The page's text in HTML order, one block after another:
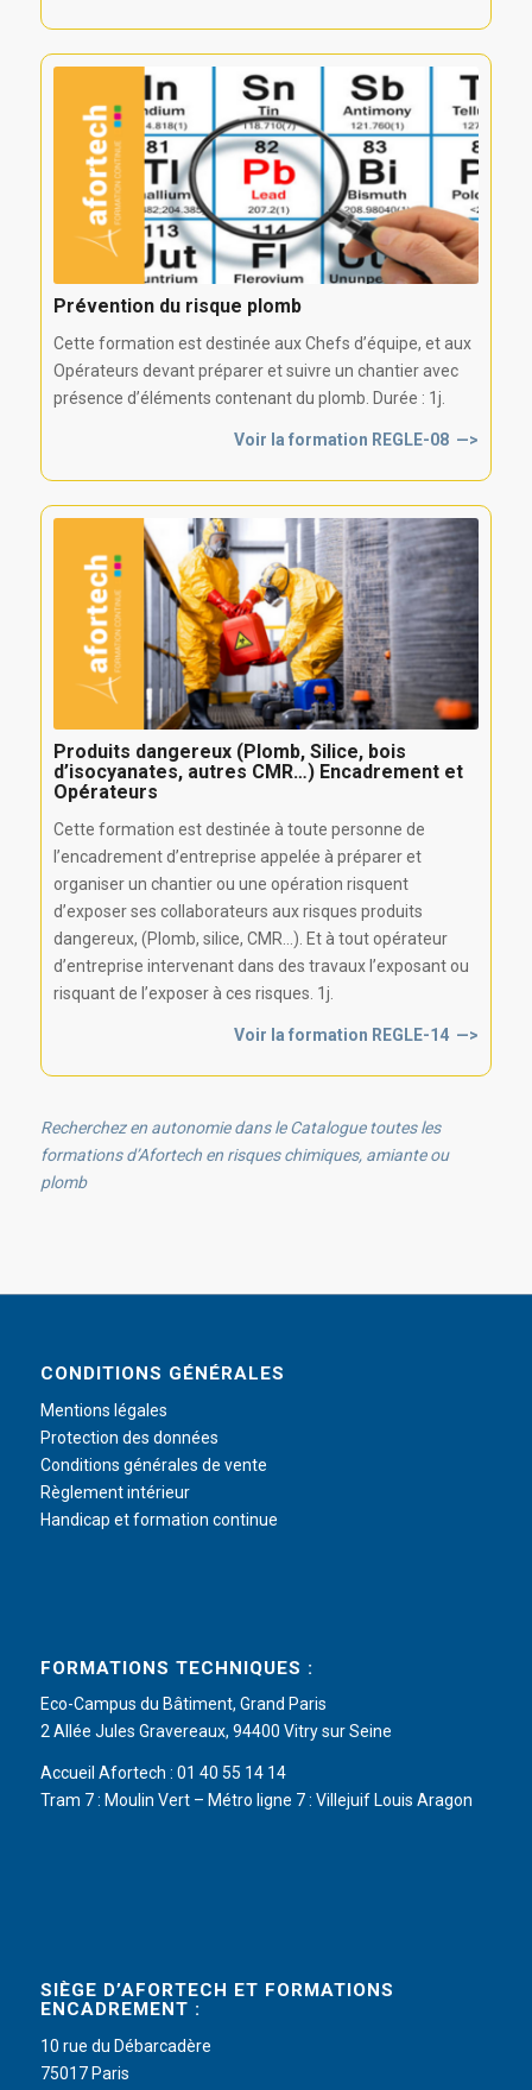
Prévention du risque plomb
Cette formation est destinée aux Chefs d’équipe, et aux
Opérateurs devant préparer et suivre un chantier avec
présence d’éléments contenant du plomb. Durée : 1j.
Voir la formation REGLE-08 —>
Produits dangereux (Plomb, Silice, bois
d’isocyanates, autres CMR…) Encadrement et
Opérateurs
Cette formation est destinée à toute personne de
l’encadrement d’entreprise appelée à préparer et
organiser un chantier ou une opération risquent
d’exposer ses collaborateurs aux risques produits
dangereux, (Plomb, silice, CMR…). Et à tout opérateur
d’entreprise intervenant dans des travaux l’exposant ou
risquant de l’exposer à ces risques. 1j.
Voir la formation REGLE-14 —>
Recherchez en autonomie dans le Catalogue toutes les
formations d’Afortech en risques chimiques, amiante ou
plomb
CONDITIONS GÉNÉRALES
Mentions légales
Protection des données
Conditions générales de vente
Règlement intérieur
Handicap et formation continue
FORMATIONS TECHNIQUES :
Eco-Campus du Bâtiment, Grand Paris
2 Allée Jules Gravereaux, 94400 Vitry sur Seine
Accueil Afortech : 01 40 55 14 14
Tram 7 : Moulin Vert – Métro ligne 7 : Villejuif Louis Aragon
SIÈGE D’AFORTECH ET FORMATIONS
ENCADREMENT :
10 rue du Débarcadère
75017 Paris